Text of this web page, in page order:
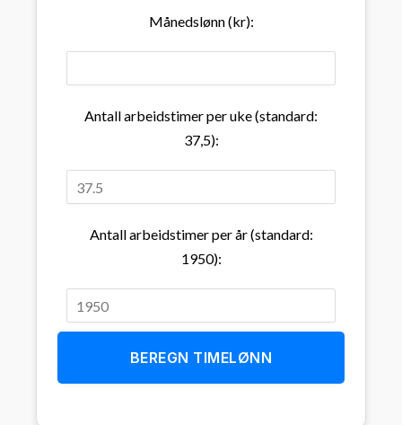
Månedslønn (kr):
Antall arbeidstimer per uke (standard:
37,5):
Antall arbeidstimer per år (standard:
1950):
BEREGN TIMELØNN